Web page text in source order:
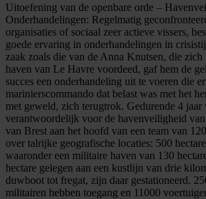
Uitoefening van de openbare orde –
Onderhandelingen: Regelmatig
organisaties of sociaal zeer actieve vissers,
goede ervaring in onderhandelingen in
zaak zoals die van de Anna Knutsen, die
haven van Le Havre voordeed, gaf hem de
succes een onderhandeling uit te voeren die
marinierscommando dat belast was met het
met geweld, zich terugtrok. Gedurende 4
verantwoordelijk voor de havenveiligheid
van Brest aan het hoofd van een team van
over talrijke geografische locaties: 500
waaronder een militaire haven van 130
hectare gelegen aan een kustlijn van drie
duwboot tot fregat, zijn daar gestationeerd.
militairen hebben toegang en 11000